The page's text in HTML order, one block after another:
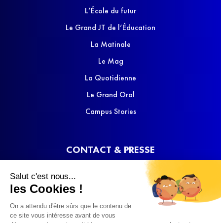
Salut c'est nous...
les Cookies !
On a attendu d'être sûrs que le contenu de
ce site vous intéresse avant de vous
L’École du futur
Le Grand JT de l’Éducation
La Matinale
Le Mag
La Quotidienne
Le Grand Oral
Campus Stories
CONTACT & PRESSE